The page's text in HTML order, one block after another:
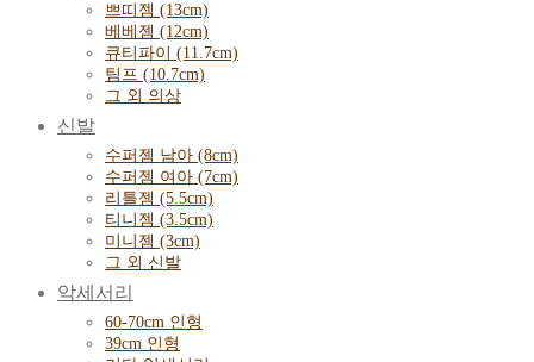
쁘띠젬 (13cm)
베베젬 (12cm)
큐티파이 (11.7cm)
팀프 (10.7cm)
그 외 의상
신발
수퍼젬 남아 (8cm)
수퍼젬 여아 (7cm)
리틀젬 (5.5cm)
티니젬 (3.5cm)
미니젬 (3cm)
그 외 신발
악세서리
60-70cm 인형
39cm 인형